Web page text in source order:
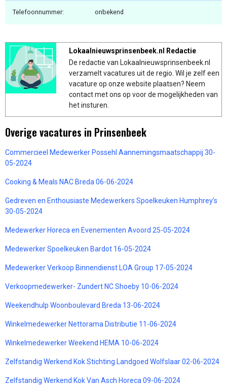
Telefoonnummer: onbekend
Lokaalnieuwsprinsenbeek.nl Redactie
De redactie van Lokaalnieuwsprinsenbeek.nl
verzamelt vacatures uit de regio. Wil je zelf een
vacature op onze website plaatsen? Neem
contact met ons op voor de mogelijkheden van
het insturen.
Overige vacatures in Prinsenbeek
Commercieel Medewerker Possehl Aannemingsmaatschappij 30-
05-2024
Cooking & Meals NAC Breda 06-06-2024
Gedreven en Enthousiaste Medewerkers Spoelkeuken Humphrey’s
30-05-2024
Medewerker Horeca en Evenementen Avoord 25-05-2024
Medewerker Spoelkeuken Bardot 16-05-2024
Medewerker Verkoop Binnendienst LOA Group 17-05-2024
Verkoopmedewerker- Zundert NC Shoeby 10-06-2024
Weekendhulp Woonboulevard Breda 13-06-2024
Winkelmedewerker Nettorama Distributie 11-06-2024
Winkelmedewerker Weekend HEMA 10-06-2024
Zelfstandig Werkend Kok Stichting Landgoed Wolfslaar 02-06-2024
Zelfstandig Werkend Kok Van Asch Horeca 09-06-2024